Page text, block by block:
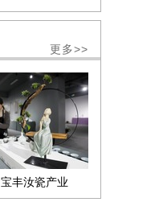
更多>>
宝丰汝瓷产业